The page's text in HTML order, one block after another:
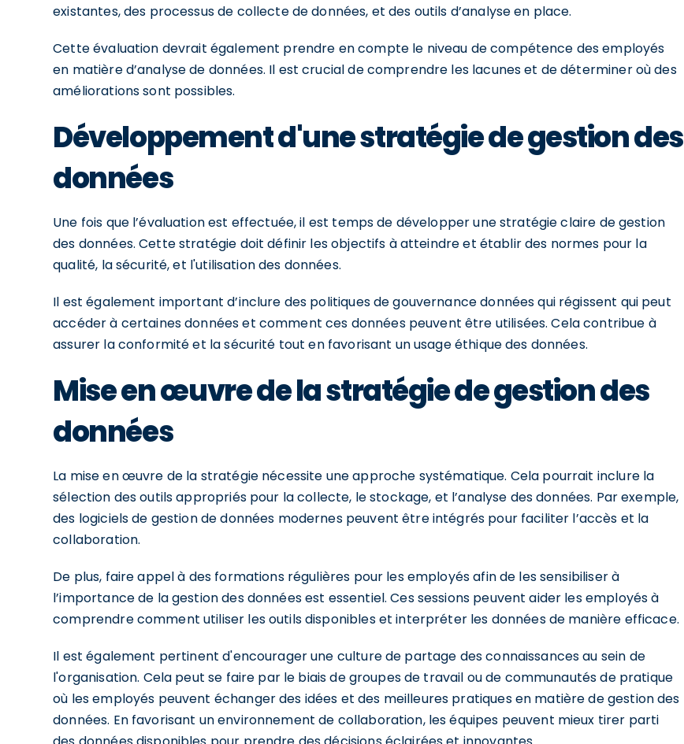
existantes, des processus de collecte de données, et des outils d’analyse en place.
Cette évaluation devrait également prendre en compte le niveau de compétence des employés
en matière d’analyse de données. Il est crucial de comprendre les lacunes et de déterminer où des
améliorations sont possibles.
Développement d'une stratégie de gestion des
données
Une fois que l’évaluation est effectuée, il est temps de développer une stratégie claire de gestion
des données. Cette stratégie doit définir les objectifs à atteindre et établir des normes pour la
qualité, la sécurité, et l'utilisation des données.
Il est également important d’inclure des politiques de gouvernance données qui régissent qui peut
accéder à certaines données et comment ces données peuvent être utilisées. Cela contribue à
assurer la conformité et la sécurité tout en favorisant un usage éthique des données.
Mise en œuvre de la stratégie de gestion des
données
La mise en œuvre de la stratégie nécessite une approche systématique. Cela pourrait inclure la
sélection des outils appropriés pour la collecte, le stockage, et l’analyse des données. Par exemple,
des logiciels de gestion de données modernes peuvent être intégrés pour faciliter l’accès et la
collaboration.
De plus, faire appel à des formations régulières pour les employés afin de les sensibiliser à
l’importance de la gestion des données est essentiel. Ces sessions peuvent aider les employés à
comprendre comment utiliser les outils disponibles et interpréter les données de manière efficace.
Il est également pertinent d'encourager une culture de partage des connaissances au sein de
l'organisation. Cela peut se faire par le biais de groupes de travail ou de communautés de pratique
où les employés peuvent échanger des idées et des meilleures pratiques en matière de gestion des
données. En favorisant un environnement de collaboration, les équipes peuvent mieux tirer parti